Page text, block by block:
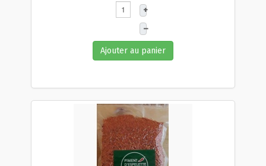
+
–
Ajouter au panier